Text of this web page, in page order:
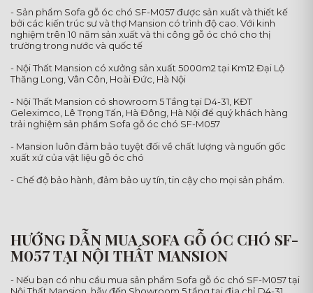
- Sản phẩm Sofa gỗ óc chó SF-M057 được sản xuất và thiết kế
bởi các kiến trúc sư và thợ Mansion có trình độ cao. Với kinh
nghiệm trên 10 năm sản xuất và thi công gỗ óc chó cho thị
trường trong nước và quốc tế
- Nội Thất Mansion có xưởng sản xuất 5000m2 tại Km12 Đại Lộ
Thăng Long, Vân Côn, Hoài Đức, Hà Nội
- Nội Thất Mansion có showroom 5 Tầng tại D4-31, KĐT
Geleximco, Lê Trọng Tấn, Hà Đông, Hà Nội để quý khách hàng
trải nghiệm sản phẩm Sofa gỗ óc chó SF-M057
- Mansion luôn đảm bảo tuyệt đối về chất lượng và nguốn gốc
xuất xứ của vật liệu gỗ óc chó
- Chế độ bảo hành, đảm bảo uy tín, tin cậy cho mọi sản phẩm.
HƯỚNG DẪN MUA SOFA GỖ ÓC CHÓ SF-
M057 TẠI NỘI THẤT MANSION
- Nếu bạn có nhu cầu mua sản phẩm Sofa gỗ óc chó SF-M057 tại